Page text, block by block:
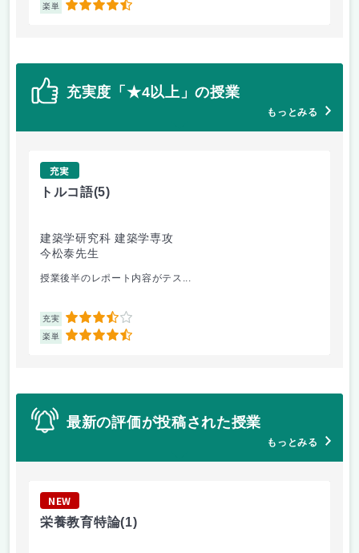
楽単 4.5
充実度「★4以上」の授業
もっとみる
充実
トルコ語(5)
建築学研究科 建築学専攻
今松泰先生
授業後半のレポート内容がテス...
充実 3.5
楽単 4.5
最新の評価が投稿された授業
もっとみる
NEW
栄養教育特論(1)